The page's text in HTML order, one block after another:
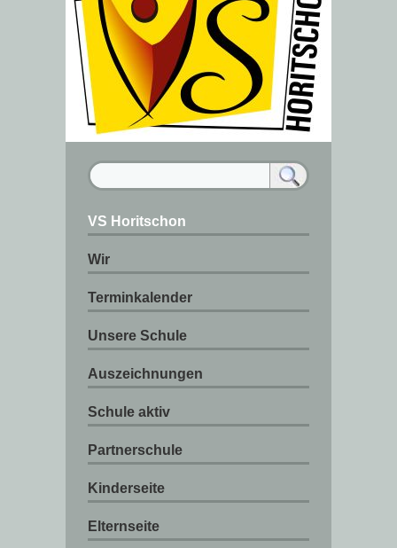
VS Horitschon
Wir
Terminkalender
Unsere Schule
Auszeichnungen
Schule aktiv
Partnerschule
Kinderseite
Elternseite